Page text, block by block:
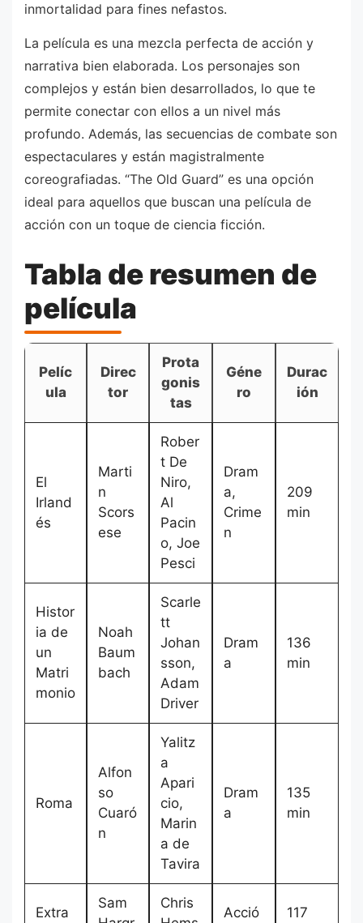
inmortalidad para fines nefastos.
La película es una mezcla perfecta de acción y
narrativa bien elaborada. Los personajes son
complejos y están bien desarrollados, lo que te
permite conectar con ellos a un nivel más
profundo. Además, las secuencias de combate son
espectaculares y están magistralmente
coreografiadas. “The Old Guard” es una opción
ideal para aquellos que buscan una película de
acción con un toque de ciencia ficción.
Tabla de resumen de
película
Pelíc
ula
Direc
tor
Prota
gonis
tas
Géne
ro
Durac
ión
El
Irland
és
Marti
n
Scors
ese
Rober
t De
Niro,
Al
Pacin
o, Joe
Pesci
Dram
a,
Crime
n
209
min
Histor
ia de
un
Matri
monio
Noah
Baum
bach
Scarle
tt
Johan
sson,
Adam
Driver
Dram
a
136
min
Roma
Alfon
so
Cuaró
n
Yalitz
a
Apari
cio,
Marin
a de
Tavira
Dram
a
135
min
Extra
Sam
Chris
Acció 117